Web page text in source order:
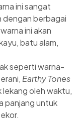
ini sangat
dengan berbagai
ini akan
batu alam,
seperti warna-
Earthy Tones
lekang oleh waktu,
panjang untuk